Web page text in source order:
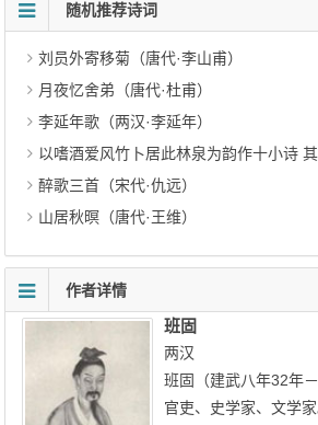
随机推荐诗词
刘员外寄移菊（唐代·李山甫）
月夜忆舍弟（唐代·杜甫）
李延年歌（两汉·李延年）
以嗜酒爱风竹卜居此林泉为韵作十小诗 其五（
醉歌三首（宋代·仇远）
山居秋暝（唐代·王维）
作者详情
班固
两汉
班固（建武八年32年
官吏、史学家、文学